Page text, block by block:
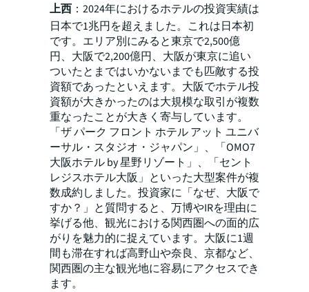
上西 ：2024年におけるホテルの投資実績は
日本で1兆円を超えました。これは日本初
です。エリア別にみると東京で2,500億
円、大阪で2,200億円、大阪が東京に追い
ついたとまではいかないまでも匹敵する投
資額であったといえます。大阪でホテル投
資額が大きかったのは大規模な取引が複数
重なったことが大きく寄与しています。
「ザ パーク フロント ホテル アット ユニバ
ーサル・スタジオ・ジャパン」、「OMO7
大阪ホテル by 星野リゾート」、「セント
レジスホテル大阪」といった大型案件が複
数成約しました。投資家に「なぜ、大阪で
すか？」と質問すると、万博やIRを理由に
挙げる他、観光における関西圏への面的広
がりを魅力的に捉えています。大阪に1週
間も滞在すれば高野山や奈良、京都など、
関西圏の主な観光地に容易にアクセスでき
ます。